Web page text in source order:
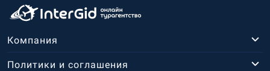
Компания
Политики и соглашения